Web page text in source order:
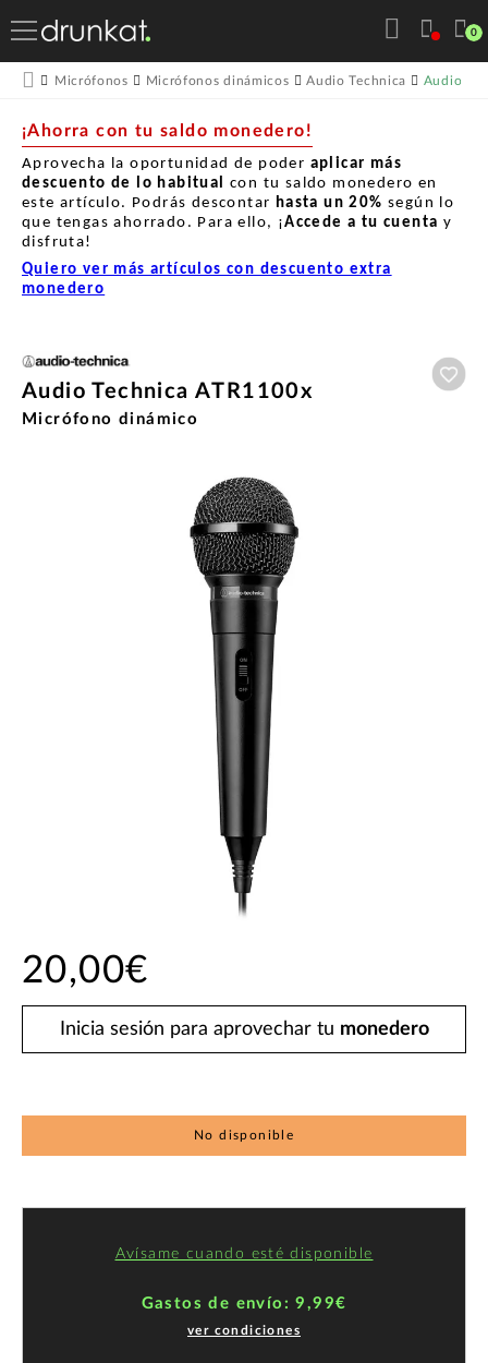
0
Micrófonos Micrófonos dinámicos Audio Technica Audio
¡Ahorra con tu saldo monedero!
Aprovecha la oportunidad de poder aplicar más
descuento de lo habitual con tu saldo monedero en
este artículo. Podrás descontar hasta un 20% según lo
que tengas ahorrado. Para ello, ¡Accede a tu cuenta y
disfruta!
Quiero ver más artículos con descuento extra
monedero
Audio Technica ATR1100x
Micrófono dinámico
20,00€
Inicia sesión para aprovechar tu monedero
No disponible
Avísame cuando esté disponible
Gastos de envío: 9,99€
ver condiciones